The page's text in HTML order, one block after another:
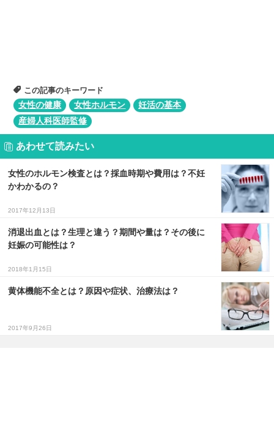
この記事のキーワード
女性の健康
女性ホルモン
妊活の基本
産婦人科医師監修
あわせて読みたい
女性のホルモン検査とは？採血時期や費用は？不妊
かわかるの？
2017年12月13日
消退出血とは？生理と違う？期間や量は？その後に
妊娠の可能性は？
2018年1月15日
黄体機能不全とは？原因や症状、治療法は？
2017年9月26日